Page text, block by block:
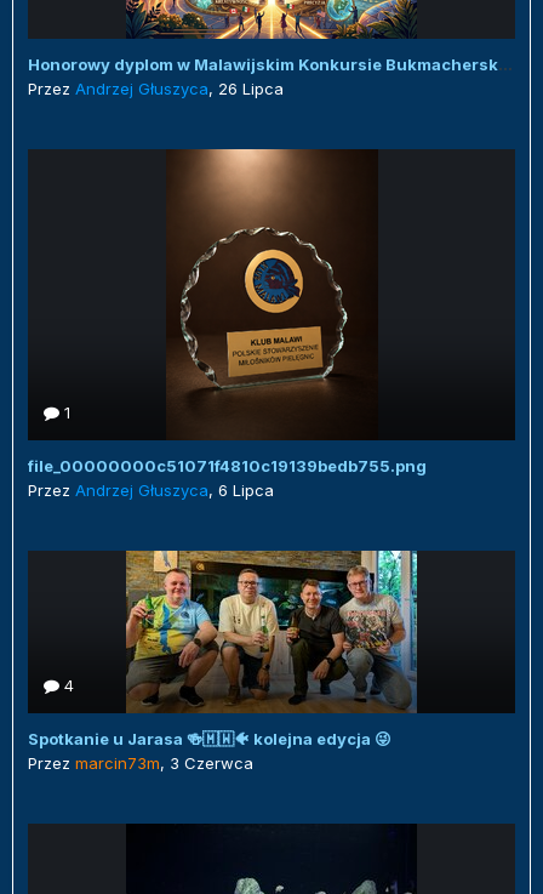
Honorowy dyplom w Malawijskim Konkursie Bukmacherskim :)
Przez Andrzej Głuszyca, 26 Lipca
1
file_00000000c51071f4810c19139bedb755.png
Przez Andrzej Głuszyca, 6 Lipca
4
Spotkanie u Jarasa 🍻🇲🇼🐠 kolejna edycja 😜
Przez marcin73m, 3 Czerwca